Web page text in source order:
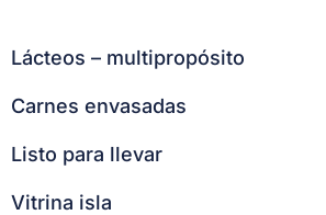
Lácteos – multipropósito
Carnes envasadas
Listo para llevar
Vitrina isla